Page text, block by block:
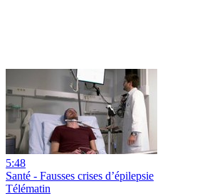
5:48
Santé - Fausses crises d’épilepsie
Télématin